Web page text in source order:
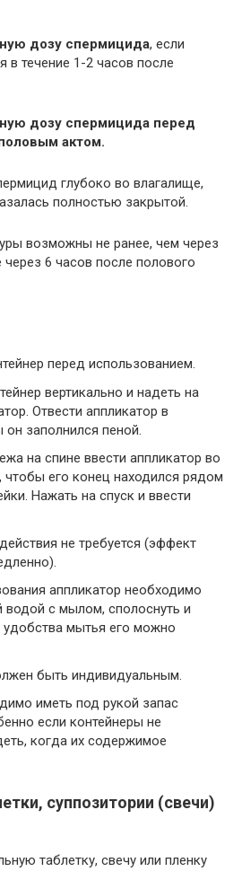
дозу спермицида, если
в течение 1-2 часов после
дозу спермицида перед
актом.
глубоко во влагалище,
полностью закрытой.
возможны не ранее, чем через
через 6 часов после полового
перед использованием.
вертикально и надеть на
Отвести аппликатор в
он заполнился пеной.
на спине ввести аппликатор во
чтобы его конец находился рядом
Нажать на спуск и ввести
не требуется (эффект
аппликатор необходимо
водой с мылом, сполоснуть и
мытья его можно
быть индивидуальным.
иметь под рукой запас
если контейнеры не
когда их содержимое
суппозитории (свечи)
таблетку, свечу или пленку